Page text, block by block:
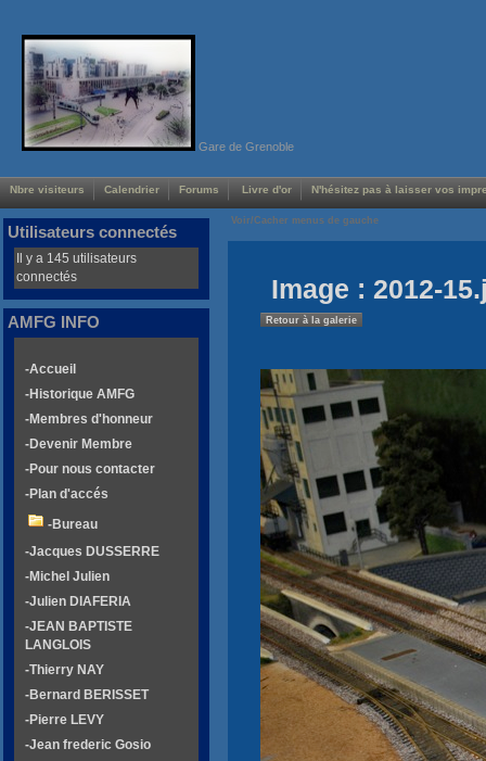
Gare de Grenoble
Nbre visiteurs Calendrier Forums Livre d'or N'hésitez pas à laisser vos
Voir/Cacher menus de gauche
Image : 2012-
Retour à la galerie
Utilisateurs connectés
Il y a 145 utilisateurs
connectés
AMFG INFO
-Accueil
-Historique AMFG
-Membres d'honneur
-Devenir Membre
-Pour nous contacter
-Plan d'accés
-Bureau
-Jacques DUSSERRE
-Michel Julien
-Julien DIAFERIA
-JEAN BAPTISTE
LANGLOIS
-Thierry NAY
-Bernard BERISSET
-Pierre LEVY
-Jean frederic Gosio